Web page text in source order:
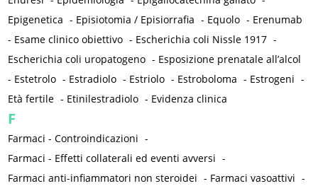
Epigenetica - Episiotomia / Episiorrafia - Equolo - Erenumab
- Esame clinico obiettivo - Escherichia coli Nissle 1917 -
Escherichia coli uropatogeno - Esposizione prenatale all’alcol
- Estetrolo - Estradiolo - Estriolo - Estroboloma - Estrogeni -
Età fertile - Etinilestradiolo - Evidenza clinica
F
Farmaci - Controindicazioni -
Farmaci - Effetti collaterali ed eventi avversi -
Farmaci anti-infiammatori non steroidei - Farmaci vasoattivi -